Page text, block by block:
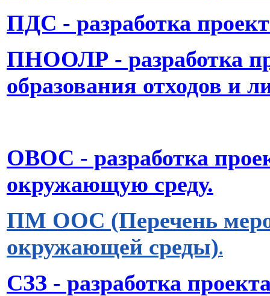
ПДС - разработка
ПНООЛР - разработка
образования отходов и
ОВОС - разработка
окружающую среду.
ПМ ООС (Перечень
окружающей среды).
СЗЗ - разработка